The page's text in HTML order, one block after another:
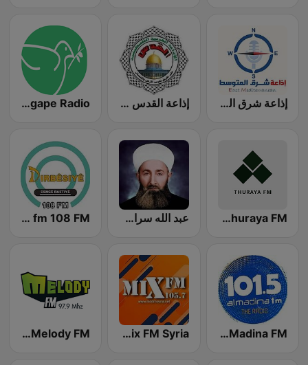
إذاعة شرق المتوسط East Mediterrane Radio إذاعة القدس - Alquds Radio Middle East Agape Radio
Thuraya FM - ثُريّا FM عبد الله سراج الدين Dirbesiye fm 108 FM
Al Madina FM - المدينة Mix FM Syria - ميكس إف إم Melody FM (ميلودي إف إم)